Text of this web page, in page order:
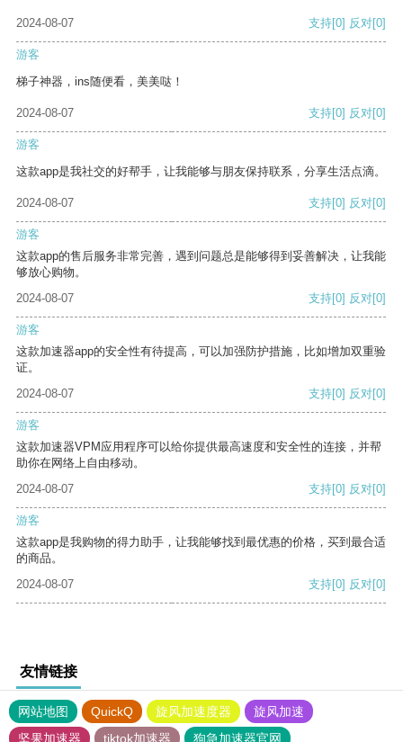
2024-08-07 支持[0] 反对[0]
游客
梯子神器，ins随便看，美美哒！
2024-08-07 支持[0] 反对[0]
游客
这款app是我社交的好帮手，让我能够与朋友保持联系，分享生活点滴。
2024-08-07 支持[0] 反对[0]
游客
这款app的售后服务非常完善，遇到问题总是能够得到妥善解决，让我能
够放心购物。
2024-08-07
支持[0] 反对[0]
游客
这款加速器app的安全性有待提高，可以加强防护措施，比如增加双重验
证。
2024-08-07
支持[0] 反对[0]
游客
这款加速器VPM应用程序可以给你提供最高速度和安全性的连接，并帮
助你在网络上自由移动。
2024-08-07
支持[0] 反对[0]
游客
这款app是我购物的得力助手，让我能够找到最优惠的价格，买到最合适
的商品。
2024-08-07
支持[0] 反对[0]
友情链接
网站地图 QuickQ 旋风加速度器
旋风加速
坚果加速器
tiktok加速器 狗急加速器官网